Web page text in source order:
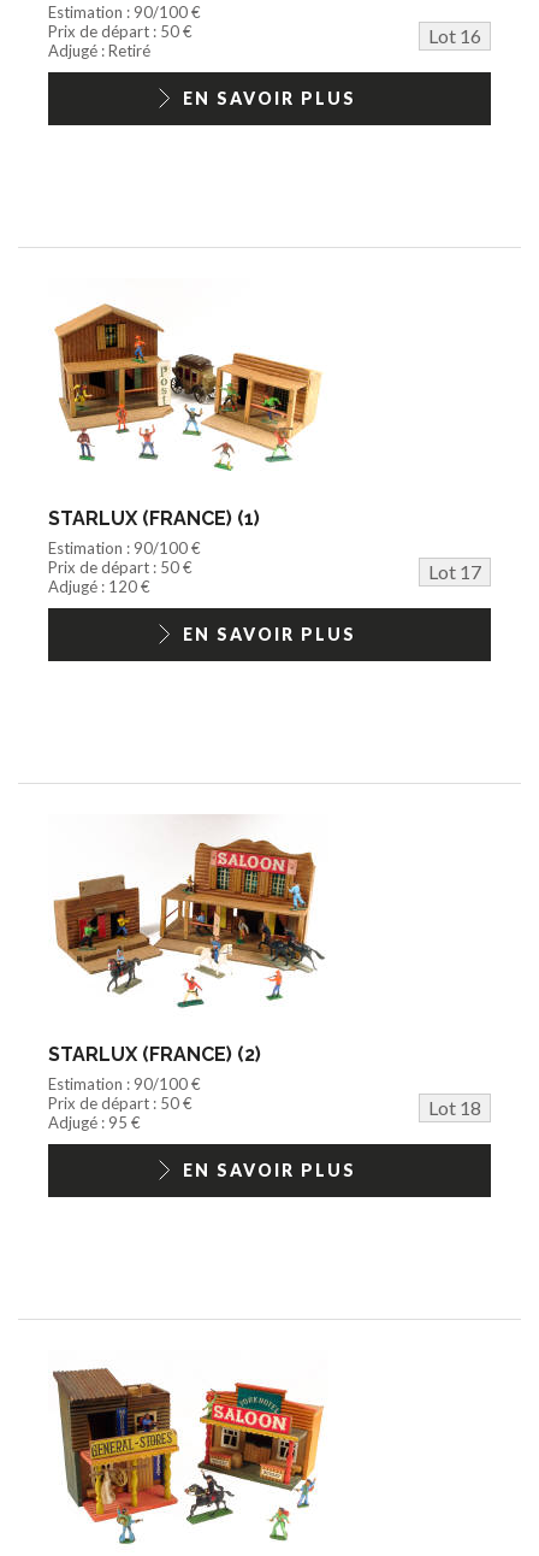
Estimation : 90/100 €
Prix de départ : 50 €
Lot 16
Adjugé : Retiré
EN SAVOIR PLUS
STARLUX (FRANCE) (1)
Estimation : 90/100 €
Prix de départ : 50 €
Lot 17
Adjugé : 120 €
EN SAVOIR PLUS
STARLUX (FRANCE) (2)
Estimation : 90/100 €
Prix de départ : 50 €
Lot 18
Adjugé : 95 €
EN SAVOIR PLUS